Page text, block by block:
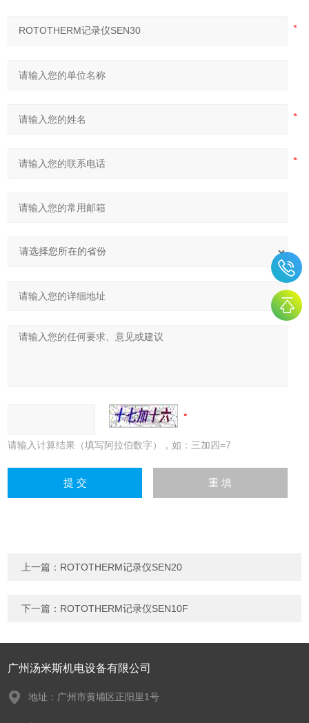
请输入计算结果（填写阿拉伯数字），如：三加四=7
上一篇： ROTOTHERM记录仪SEN20
下一篇： ROTOTHERM记录仪SEN10F
广州汤米斯机电设备有限公司
地址：广州市黄埔区正阳里1号